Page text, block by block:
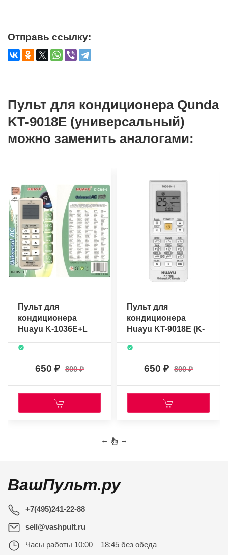
Отправь ссылку:
Пульт для кондиционера Qunda
KT-9018E (универсальный)
можно заменить аналогами:
Пульт для
кондиционера
Huayu K-1036E+L
(универсальный)
650 800
Пульт для
кондиционера
Huayu KT-9018E (K-
1758E)
(универсальный)
650 800
← →
ВашПульт.ру
+7(495)241-22-88
sell@vashpult.ru
Часы работы 10:00 – 18:45 без обеда